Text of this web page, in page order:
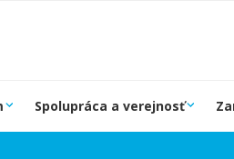
Spolupráca a verejnosť